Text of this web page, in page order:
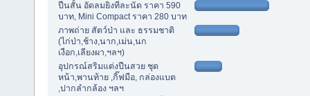
ปืนสั้น อัดลมยิงทีละนัด ราคา 590
บาท, Mini Compact ราคา 280 บาท
ภาพถ่าย สัตว์ป่า และ ธรรมชาติ
(ไก่ป่า,ช้าง,นาก,เม่น,นก
เงือก,เลียงผา,ฯลฯ)
อุปกรณ์สริมแต่งปืนสวย ชุด
หน้า,พานท้าย ,กิ๊ฟมือ, กล่องแบต
,ปากลำกล้อง ฯลฯ